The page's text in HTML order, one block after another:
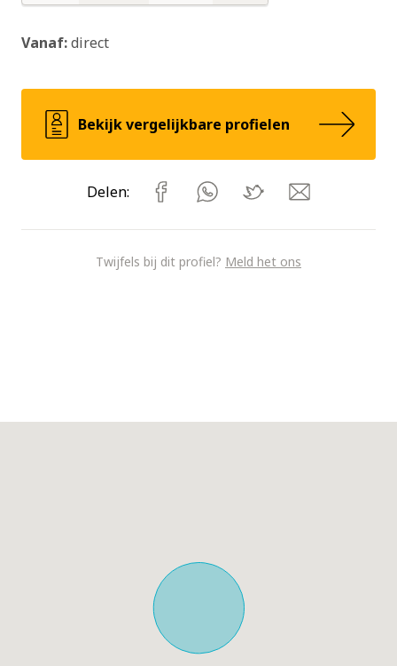
Nee
Nee
Nee
Vanaf:direct
Bekijk vergelijkbare profielen
Delen:
Twijfels bij dit profiel? Meld het ons